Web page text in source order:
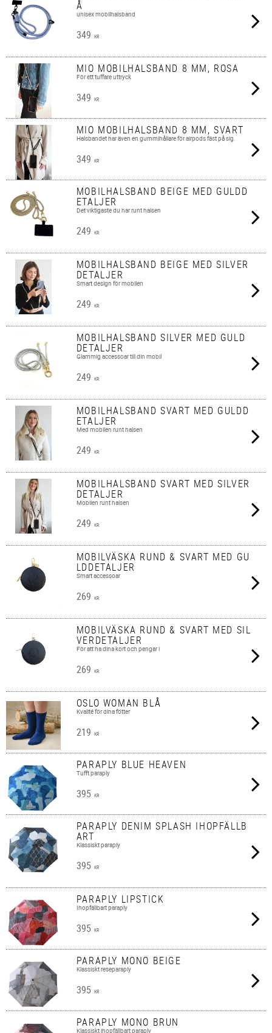
Å
unisex mobilhalsband
349 KR
MIO MOBILHALSBAND 8 MM, ROSA
För ett tuffare uttryck
349 KR
MIO MOBILHALSBAND 8 MM, SVART
Halsbandet har även en gummihållare för airpods fäst på sig.
349 KR
MOBILHALSBAND BEIGE MED GULDD
ETALJER
Det viktigaste du har runt halsen
249 KR
MOBILHALSBAND BEIGE MED SILVER
DETALJER
Smart design för mobilen
249 KR
MOBILHALSBAND SILVER MED GULD
DETALJER
Glammig accessoar till din mobil
249 KR
MOBILHALSBAND SVART MED GULDD
ETALJER
Med mobilen runt halsen
249 KR
MOBILHALSBAND SVART MED SILVER
DETALJER
Mobilen runt halsen
249 KR
MOBILVÄSKA RUND & SVART MED GU
LDDETALJER
Smart accessoar
269 KR
MOBILVÄSKA RUND & SVART MED SIL
VERDETALJER
För att ha dina kort och pengar i
269 KR
OSLO WOMAN BLÅ
Kvalité för dina fötter
219 KR
PARAPLY BLUE HEAVEN
Tufft paraply
395 KR
PARAPLY DENIM SPLASH IHOPFÄLLB
ART
Klassiskt paraply
395 KR
PARAPLY LIPSTICK
Ihopfällbart paraply
395 KR
PARAPLY MONO BEIGE
Klassiskt reseparaply
395 KR
PARAPLY MONO BRUN
Klassiskt ihopfällbart paraply